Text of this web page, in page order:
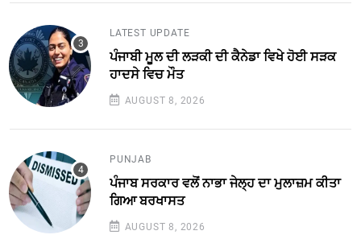
LATEST UPDATE
ਪੰਜਾਬੀ ਮੂਲ ਦੀ ਲੜਕੀ ਦੀ ਕੈਨੇਡਾ ਵਿਖੇ ਹੋਈ ਸੜਕ
ਹਾਦਸੇ ਵਿਚ ਮੌਤ
AUGUST 8, 2026
PUNJAB
ਪੰਜਾਬ ਸਰਕਾਰ ਵਲੋਂ ਨਾਭਾ ਜੇਲ੍ਹ ਦਾ ਮੁਲਾਜ਼ਮ ਕੀਤਾ
ਗਿਆ ਬਰਖਾਸਤ
AUGUST 8, 2026